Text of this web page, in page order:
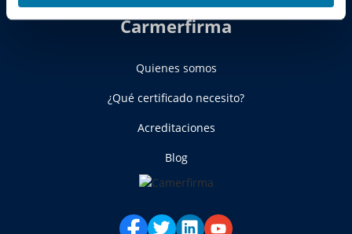
Carmerfirma
Quienes somos
¿Qué certificado necesito?
Acreditaciones
Blog